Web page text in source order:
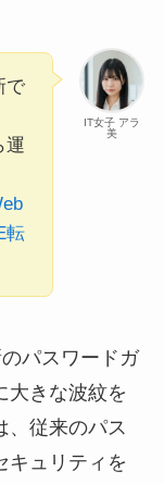
IT女子 アラ
美
で
運
転
パスワードガ
大きな波紋を
、従来のパス
キュリティを